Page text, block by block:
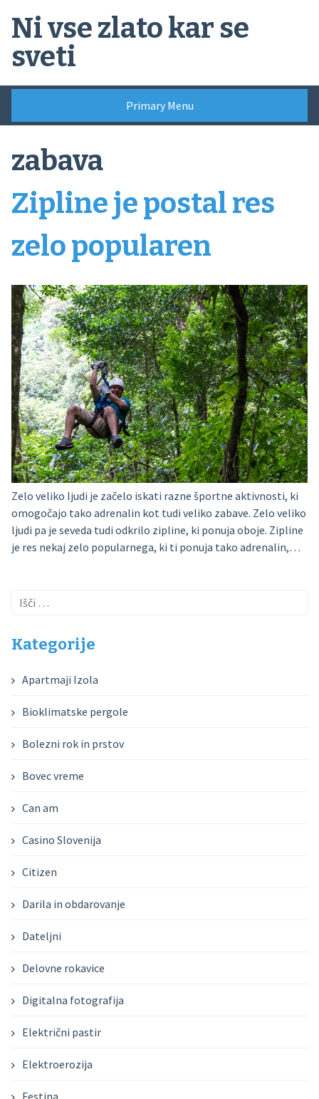
content
Ni vse zlato kar se
sveti
Primary Menu
zabava
Zipline je postal res
zelo popularen
Zelo veliko ljudi je začelo iskati razne športne aktivnosti, ki
omogočajo tako adrenalin kot tudi veliko zabave. Zelo veliko
ljudi pa je seveda tudi odkrilo zipline, ki ponuja oboje. Zipline
je res nekaj zelo popularnega, ki ti ponuja tako adrenalin,…
Išči:
Kategorije
Apartmaji Izola
Bioklimatske pergole
Bolezni rok in prstov
Bovec vreme
Can am
Casino Slovenija
Citizen
Darila in obdarovanje
Dateljni
Delovne rokavice
Digitalna fotografija
Električni pastir
Elektroerozija
Festina